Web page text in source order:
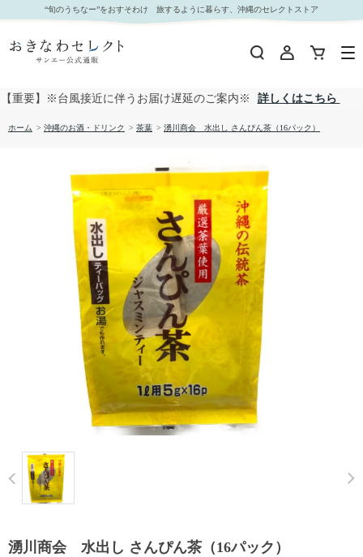
湧川商会 水出し さんぴん茶（16パック）｜おきなわセレクト サンエー公式通販
“旬のうちなー”をおすそわけ 旅するように暮らす、沖縄のセレクトストア
【重要】※台風接近に伴うお届け遅延のご案内※ 詳しくはこちら
ホーム > 沖縄のお酒・ドリンク > 茶葉 > 湧川商会 水出し さんぴん茶（16パック）
Prev
湧川商会 水出し さんぴん茶（16パック）